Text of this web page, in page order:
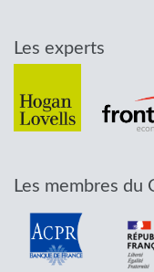
Les experts
Les membres du